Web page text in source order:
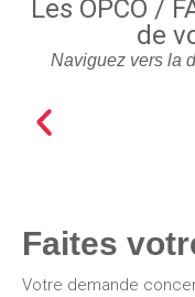
Les OPCO /
de
Naviguez vers la
Faites
Votre demande